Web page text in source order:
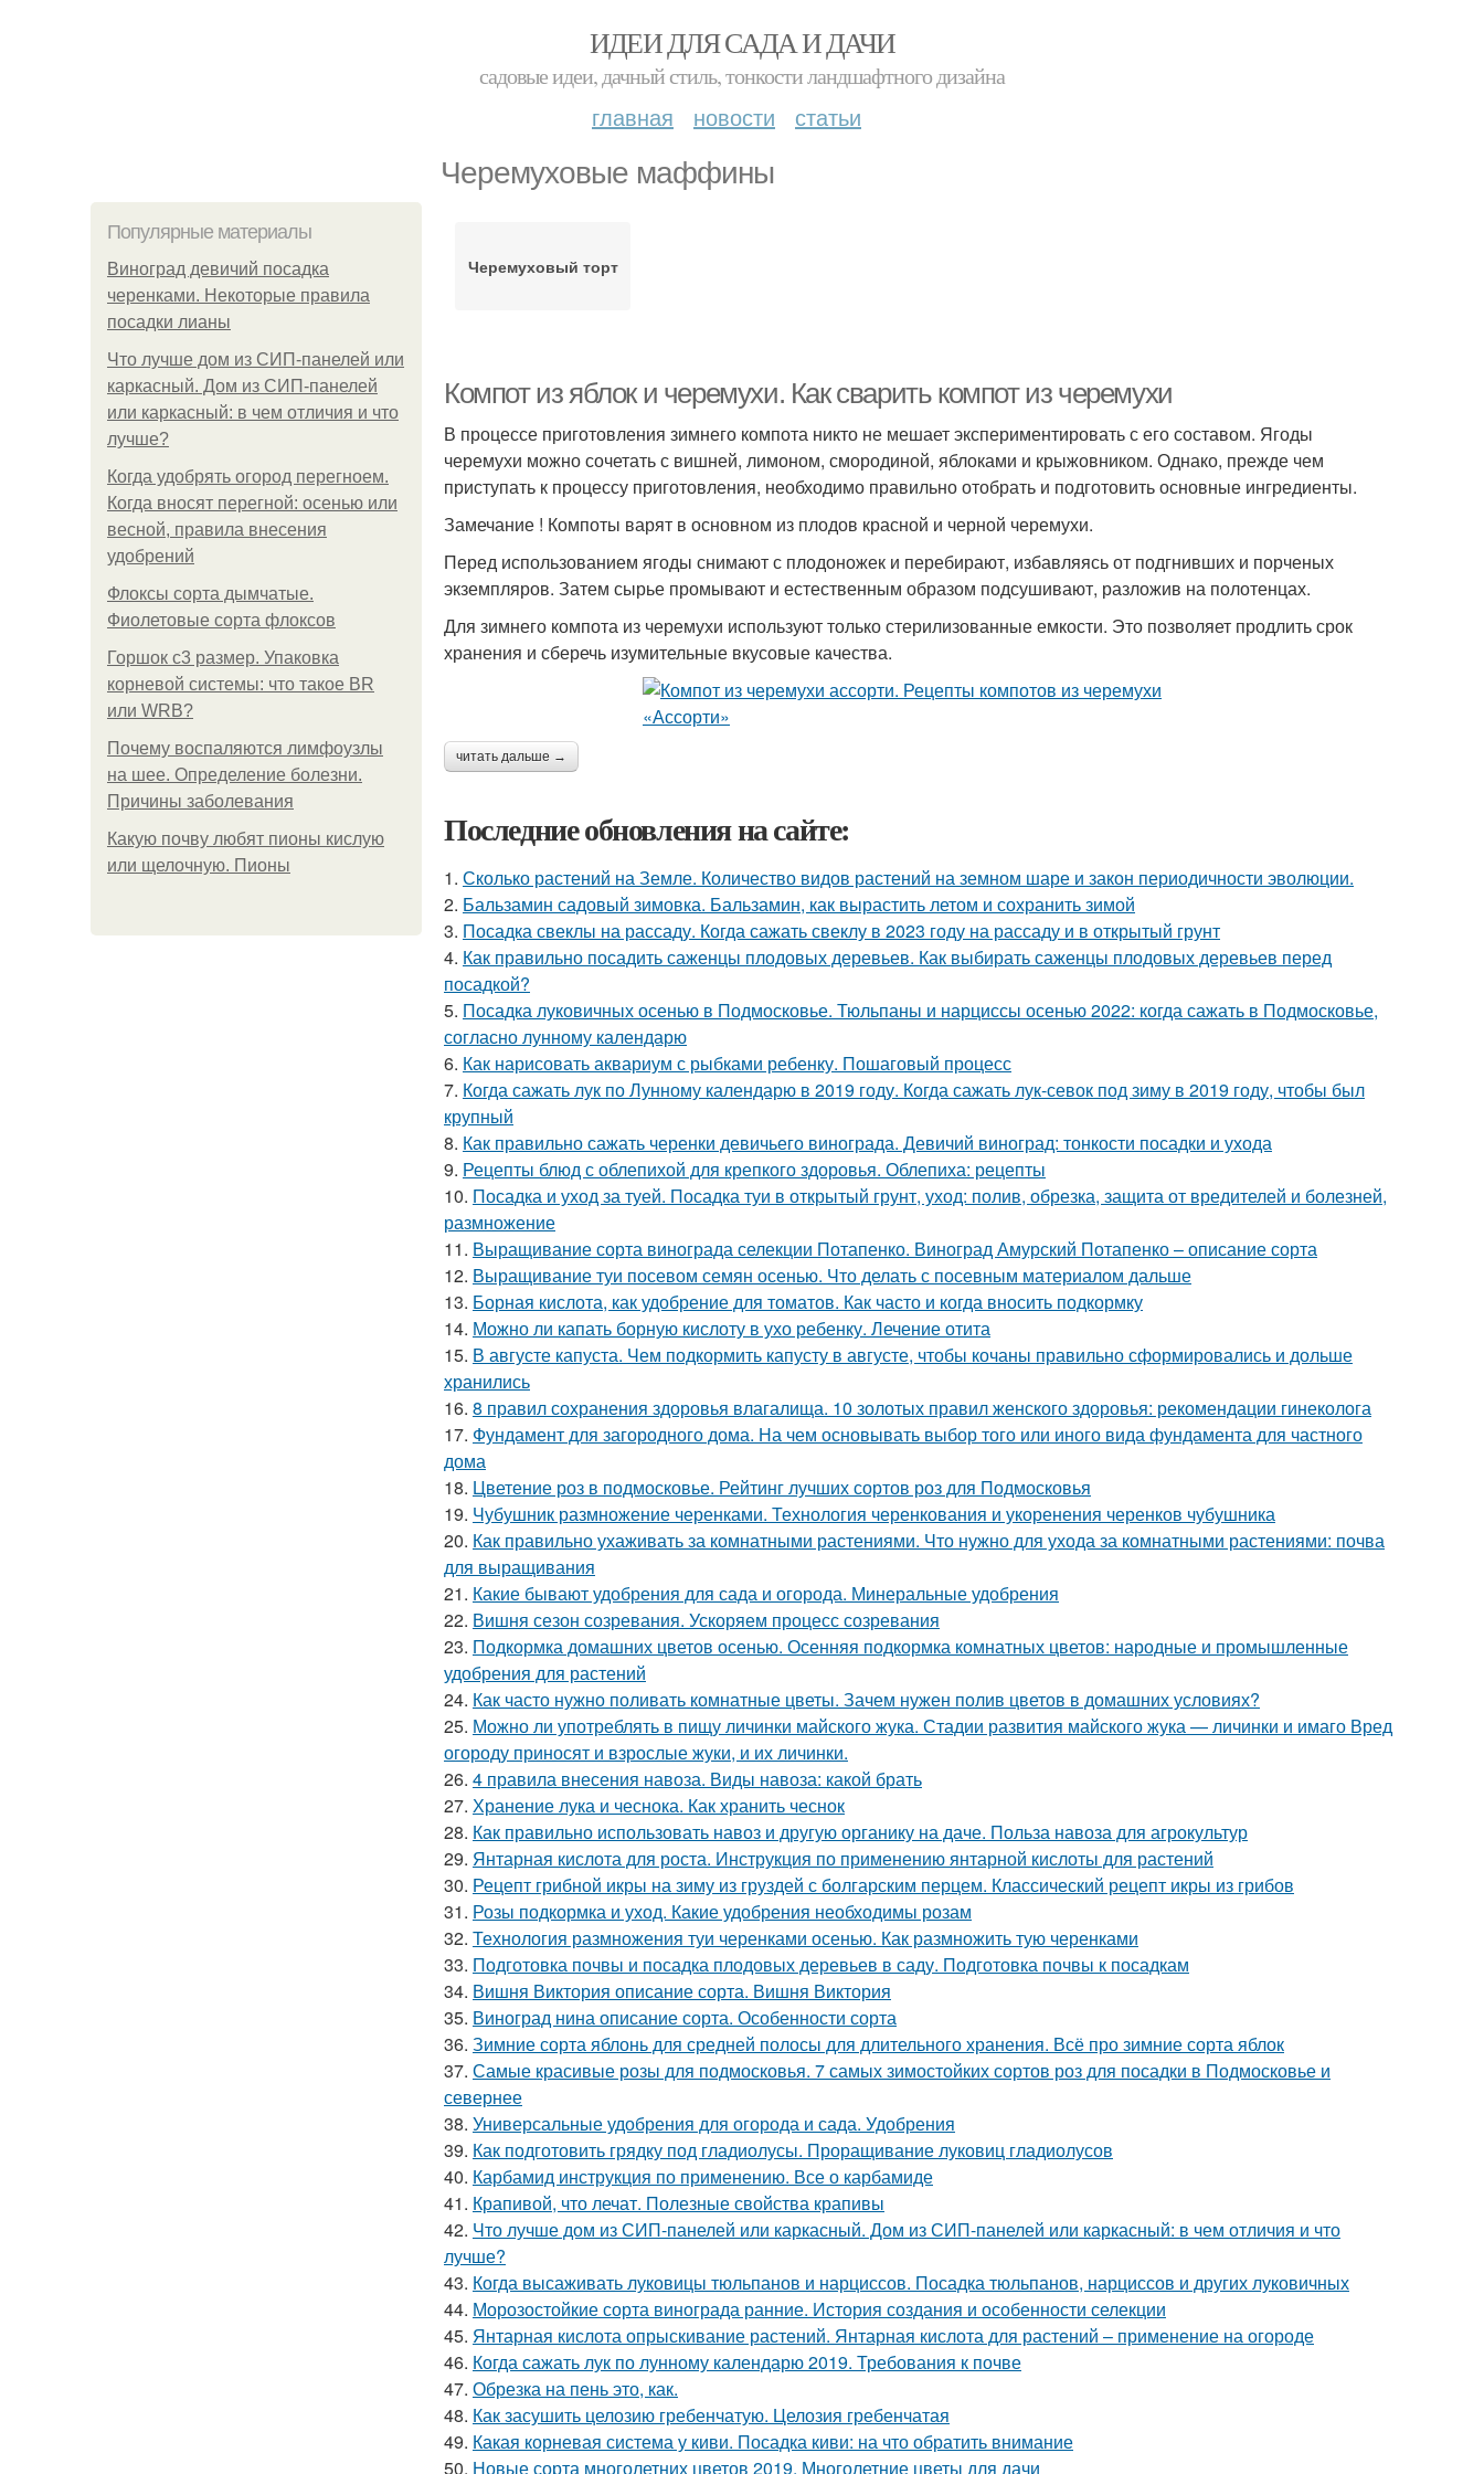
ИДЕИ ДЛЯ САДА И ДАЧИ
садовые идеи, дачный стиль, тонкости ландшафтного дизайна
главная новости статьи
Черемуховые маффины
Популярные материалы
Виноград девичий посадка
черенками. Некоторые правила
посадки лианы
Что лучше дом из СИП-панелей или
каркасный. Дом из СИП-панелей
или каркасный: в чем отличия и что
лучше?
Когда удобрять огород перегноем.
Когда вносят перегной: осенью или
весной, правила внесения
удобрений
Флоксы сорта дымчатые.
Фиолетовые сорта флоксов
Горшок с3 размер. Упаковка
корневой системы: что такое BR
или WRB?
Почему воспаляются лимфоузлы
на шее. Определение болезни.
Причины заболевания
Какую почву любят пионы кислую
или щелочную. Пионы
Черемуховый торт
Компот из яблок и черемухи. Как сварить компот из черемухи
В процессе приготовления зимнего компота никто не мешает экспериментировать с его составом. Ягоды
черемухи можно сочетать с вишней, лимоном, смородиной, яблоками и крыжовником. Однако, прежде чем
приступать к процессу приготовления, необходимо правильно отобрать и подготовить основные ингредиенты.
Замечание ! Компоты варят в основном из плодов красной и черной черемухи.
Перед использованием ягоды снимают с плодоножек и перебирают, избавляясь от подгнивших и порченых
экземпляров. Затем сырье промывают и естественным образом подсушивают, разложив на полотенцах.
Для зимнего компота из черемухи используют только стерилизованные емкости. Это позволяет продлить срок
хранения и сберечь изумительные вкусовые качества.
читать дальше →
Последние обновления на сайте:
1. Сколько растений на Земле. Количество видов растений на земном шаре и закон периодичности эволюции.
2. Бальзамин садовый зимовка. Бальзамин, как вырастить летом и сохранить зимой
3. Посадка свеклы на рассаду. Когда сажать свеклу в 2023 году на рассаду и в открытый грунт
4. Как правильно посадить саженцы плодовых деревьев. Как выбирать саженцы плодовых деревьев перед
посадкой?
5. Посадка луковичных осенью в Подмосковье. Тюльпаны и нарциссы осенью 2022: когда сажать в Подмосковье,
согласно лунному календарю
6. Как нарисовать аквариум с рыбками ребенку. Пошаговый процесс
7. Когда сажать лук по Лунному календарю в 2019 году. Когда сажать лук-севок под зиму в 2019 году, чтобы был
крупный
8. Как правильно сажать черенки девичьего винограда. Девичий виноград: тонкости посадки и ухода
9. Рецепты блюд с облепихой для крепкого здоровья. Облепиха: рецепты
10. Посадка и уход за туей. Посадка туи в открытый грунт, уход: полив, обрезка, защита от вредителей и болезней,
размножение
11. Выращивание сорта винограда селекции Потапенко. Виноград Амурский Потапенко – описание сорта
12. Выращивание туи посевом семян осенью. Что делать с посевным материалом дальше
13. Борная кислота, как удобрение для томатов. Как часто и когда вносить подкормку
14. Можно ли капать борную кислоту в ухо ребенку. Лечение отита
15. В августе капуста. Чем подкормить капусту в августе, чтобы кочаны правильно сформировались и дольше
хранились
16. 8 правил сохранения здоровья влагалища. 10 золотых правил женского здоровья: рекомендации гинеколога
17. Фундамент для загородного дома. На чем основывать выбор того или иного вида фундамента для частного
дома
18. Цветение роз в подмосковье. Рейтинг лучших сортов роз для Подмосковья
19. Чубушник размножение черенками. Технология черенкования и укоренения черенков чубушника
20. Как правильно ухаживать за комнатными растениями. Что нужно для ухода за комнатными растениями: почва
для выращивания
21. Какие бывают удобрения для сада и огорода. Минеральные удобрения
22. Вишня сезон созревания. Ускоряем процесс созревания
23. Подкормка домашних цветов осенью. Осенняя подкормка комнатных цветов: народные и промышленные
удобрения для растений
24. Как часто нужно поливать комнатные цветы. Зачем нужен полив цветов в домашних условиях?
25. Можно ли употреблять в пищу личинки майского жука. Стадии развития майского жука — личинки и имаго Вред
огороду приносят и взрослые жуки, и их личинки.
26. 4 правила внесения навоза. Виды навоза: какой брать
27. Хранение лука и чеснока. Как хранить чеснок
28. Как правильно использовать навоз и другую органику на даче. Польза навоза для агрокультур
29. Янтарная кислота для роста. Инструкция по применению янтарной кислоты для растений
30. Рецепт грибной икры на зиму из груздей с болгарским перцем. Классический рецепт икры из грибов
31. Розы подкормка и уход. Какие удобрения необходимы розам
32. Технология размножения туи черенками осенью. Как размножить тую черенками
33. Подготовка почвы и посадка плодовых деревьев в саду. Подготовка почвы к посадкам
34. Вишня Виктория описание сорта. Вишня Виктория
35. Виноград нина описание сорта. Особенности сорта
36. Зимние сорта яблонь для средней полосы для длительного хранения. Всё про зимние сорта яблок
37. Самые красивые розы для подмосковья. 7 самых зимостойких сортов роз для посадки в Подмосковье и
севернее
38. Универсальные удобрения для огорода и сада. Удобрения
39. Как подготовить грядку под гладиолусы. Проращивание луковиц гладиолусов
40. Карбамид инструкция по применению. Все о карбамиде
41. Крапивой, что лечат. Полезные свойства крапивы
42. Что лучше дом из СИП-панелей или каркасный. Дом из СИП-панелей или каркасный: в чем отличия и что
лучше?
43. Когда высаживать луковицы тюльпанов и нарциссов. Посадка тюльпанов, нарциссов и других луковичных
44. Морозостойкие сорта винограда ранние. История создания и особенности селекции
45. Янтарная кислота опрыскивание растений. Янтарная кислота для растений – применение на огороде
46. Когда сажать лук по лунному календарю 2019. Требования к почве
47. Обрезка на пень это, как.
48. Как засушить целозию гребенчатую. Целозия гребенчатая
49. Какая корневая система у киви. Посадка киви: на что обратить внимание
50. Новые сорта многолетних цветов 2019. Многолетние цветы для дачи